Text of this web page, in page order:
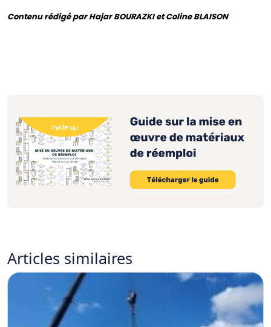
Contenu rédigé par Hajar BOURAZKI et Coline BLAISON
Articles similaires